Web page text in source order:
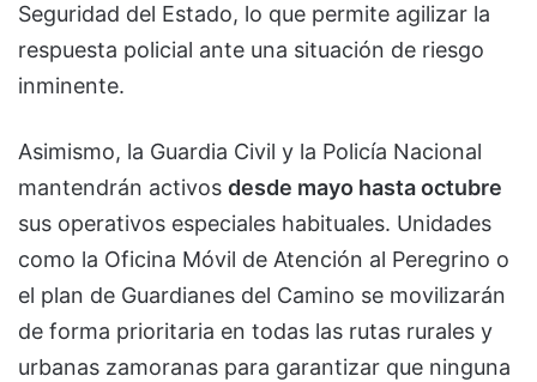
Seguridad del Estado, lo que permite agilizar la
respuesta policial ante una situación de riesgo
inminente.
Asimismo, la Guardia Civil y la Policía Nacional
mantendrán activos desde mayo hasta octubre
sus operativos especiales habituales. Unidades
como la Oficina Móvil de Atención al Peregrino o
el plan de Guardianes del Camino se movilizarán
de forma prioritaria en todas las rutas rurales y
urbanas zamoranas para garantizar que ninguna